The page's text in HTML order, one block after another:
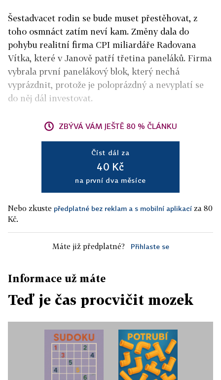
Šestadvacet rodin se bude muset přestěhovat, z
toho osmnáct zatím neví kam. Změny dala do
pohybu realitní firma CPI miliardáře Radovana
Vítka, které v Janově patří třetina paneláků. Firma
vybrala první panelákový blok, který nechá
vyprázdnit, protože je poloprázdný a nevyplatí se
do něj dál investovat.
ZBÝVÁ VÁM JEŠTĚ 80 % ČLÁNKU
Číst dál za
40 Kč
na první dva měsíce
Nebo zkuste předplatné bez reklam a s mobilní aplikací za 80
Kč.
Máte již předplatné? Přihlaste se
Informace už máte
Teď je čas procvičit mozek